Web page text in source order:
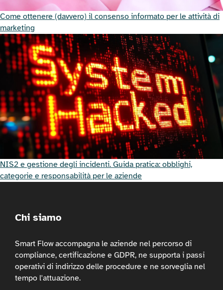
Come ottenere (davvero) il consenso informato per le attività di
marketing
NIS2 e gestione degli incidenti. Guida pratica: obblighi,
categorie e responsabilità per le aziende
Chi siamo
Smart Flow accompagna le aziende nel percorso di
compliance, certificazione e GDPR, ne supporta i passi
operativi di indirizzo delle procedure e ne sorveglia nel
tempo l'attuazione.